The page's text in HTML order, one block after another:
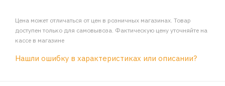
Цена может отличаться от цен в розничных магазинах. Товар
доступен только для самовывоза. Фактическую цену уточняйте на
кассе в магазине
Нашли ошибку в характеристиках или описании?